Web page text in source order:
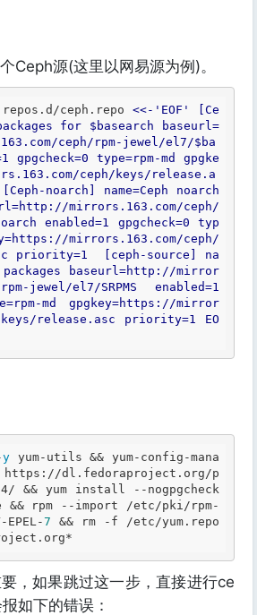
源(这里以网易源为例)。
ceph.repo <<- ' EOF ' [ Ce
for $ basearch baseurl=
/ceph/ rpm-jewel/el7/$ ba
1 gpgcheck=0 type=rpm-md
gpgke
/ceph/ keys/ release.a
[
Ceph-noarch name=Ceph
noarch
=http: //mirrors.163.com/ceph/
enabled=1 gpgcheck=0
typ
=https: //mirrors.163.com/ceph/
priority=1 ceph-source
na
packages baseurl=http: //mirror
rpm-jewel/el7/SRPMS enabled=1
=rpm-md gpgkey=https: //mirror
keys/ release.asc priority=1
EO
y yum-utils && yum-config-mana
https://dl .fedoraproject .org/p
&& yum install --nogpgcheck
&& rpm --import /etc/pki/rpm-
EPEL-7 && rm -f /etc/yum .repo
.org*
如果跳过这一步，直接进行ce
如下的错误：